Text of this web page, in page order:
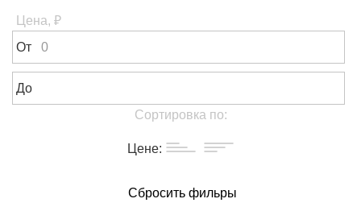
Цена, ₽
От
До
Сортировка по:
Цене:
Сбросить фильры